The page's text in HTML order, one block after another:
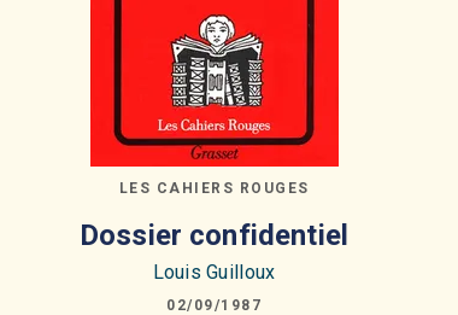
LES CAHIERS ROUGES
Dossier confidentiel
Louis Guilloux
02/09/1987